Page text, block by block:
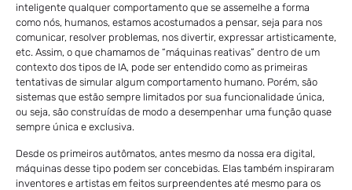
inteligente qualquer comportamento que se assemelhe a forma
como nós, humanos, estamos acostumados a pensar, seja para nos
comunicar, resolver problemas, nos divertir, expressar artisticamente,
etc. Assim, o que chamamos de “máquinas reativas” dentro de um
contexto dos tipos de IA, pode ser entendido como as primeiras
tentativas de simular algum comportamento humano. Porém, são
sistemas que estão sempre limitados por sua funcionalidade única,
ou seja, são construídas de modo a desempenhar uma função quase
sempre única e exclusiva.
Desde os primeiros autômatos, antes mesmo da nossa era digital,
máquinas desse tipo podem ser concebidas. Elas também inspiraram
inventores e artistas em feitos surpreendentes até mesmo para os